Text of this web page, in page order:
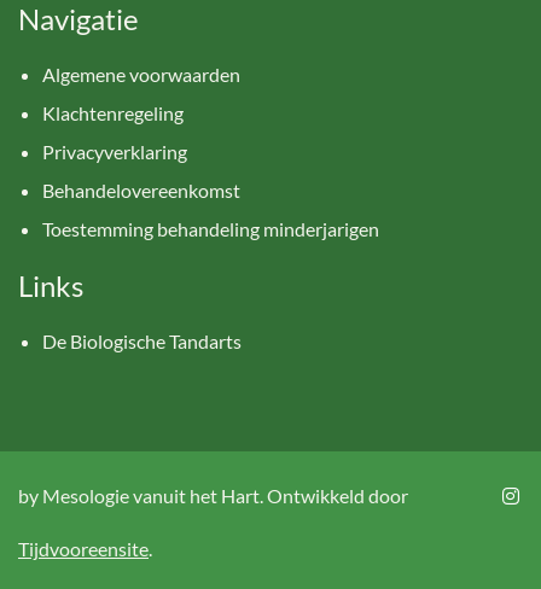
Navigatie
Algemene voorwaarden
Klachtenregeling
Privacyverklaring
Behandelovereenkomst
Toestemming behandeling minderjarigen
Links
De Biologische Tandarts
by Mesologie vanuit het Hart. Ontwikkeld door
Tijdvooreensite.